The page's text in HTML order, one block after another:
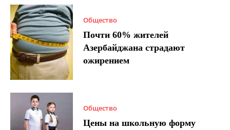
Общество
Почти 60% жителей
Азербайджана страдают
ожирением
Общество
Цены на школьную форму